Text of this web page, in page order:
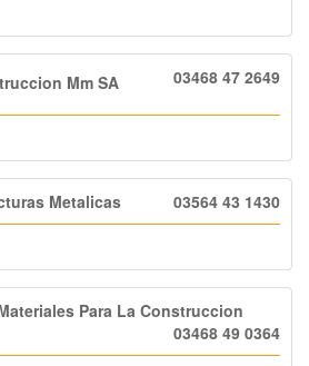
Mm SA 03468 47 2649
Metalicas 03564 43 1430
Para La Construccion
03468 49 0364